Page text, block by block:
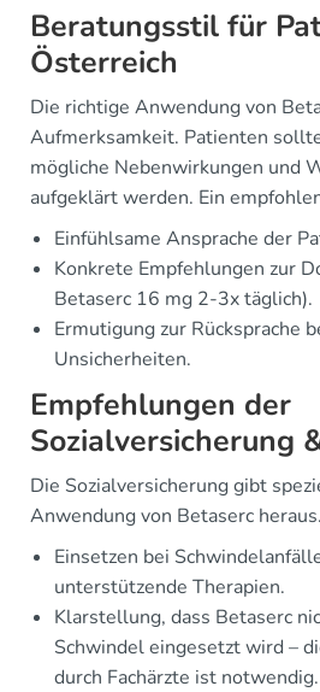
Beratungsstil für
Österreich
Die richtige Anwendung von
Aufmerksamkeit. Patienten
mögliche Nebenwirkungen und
aufgeklärt werden. Ein
Einfühlsame Ansprache der
Konkrete Empfehlungen zur
Betaserc 16 mg 2-3x täglich).
Ermutigung zur Rücksprache
Unsicherheiten.
Empfehlungen der
Sozialversicherung
Die Sozialversicherung gibt
Anwendung von Betaserc
Einsetzen bei
unterstützende Therapien.
Klarstellung, dass Betaserc
Schwindel eingesetzt wird –
durch Fachärzte ist notwendig.